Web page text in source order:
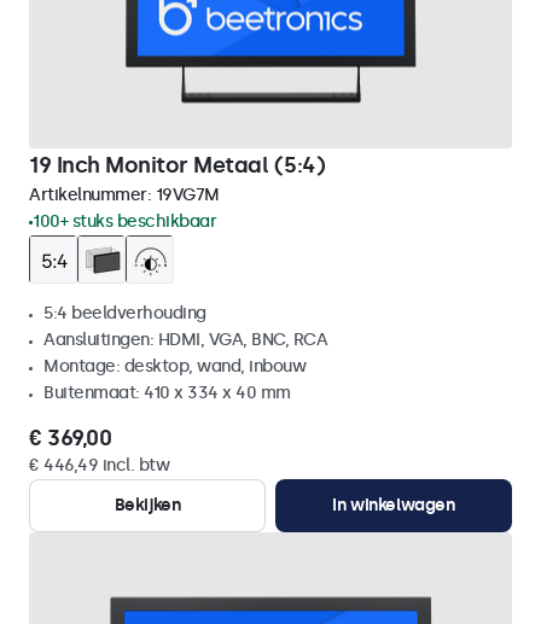
19 Inch Monitor Metaal (5:4)
Artikelnummer: 19VG7M
100+ stuks beschikbaar
5:4 beeldverhouding
Aansluitingen: HDMI, VGA, BNC, RCA
Montage: desktop, wand, inbouw
Buitenmaat: 410 x 334 x 40 mm
€ 369,00
€ 446,49 incl. btw
Bekijken
In winkelwagen